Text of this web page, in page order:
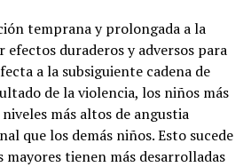
temprana y prolongada a la
efectos duraderos y adversos para
a la subsiguiente cadena de
de la violencia, los niños más
más altos de angustia
que los demás niños. Esto sucede
mayores tienen más desarrolladas